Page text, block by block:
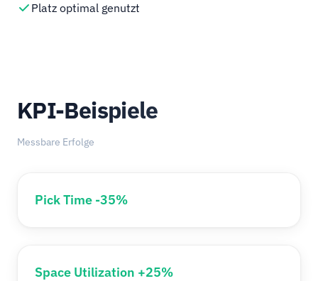
Platz optimal genutzt
KPI-Beispiele
Messbare Erfolge
Pick Time -35%
Space Utilization +25%